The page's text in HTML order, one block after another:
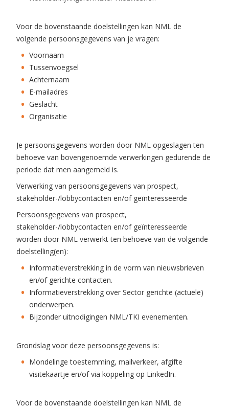
Voor de bovenstaande doelstellingen kan NML de
volgende persoonsgegevens van je vragen:
Voornaam
Tussenvoegsel
Achternaam
E-mailadres
Geslacht
Organisatie
Je persoonsgegevens worden door NML opgeslagen ten
behoeve van bovengenoemde verwerkingen gedurende de
periode dat men aangemeld is.
Verwerking van persoonsgegevens van prospect,
stakeholder-/lobbycontacten en/of geïnteresseerde
Persoonsgegevens van prospect,
stakeholder-/lobbycontacten en/of geïnteresseerde
worden door NML verwerkt ten behoeve van de volgende
doelstelling(en):
Informatieverstrekking in de vorm van nieuwsbrieven
en/of gerichte contacten.
Informatieverstrekking over Sector gerichte (actuele)
onderwerpen.
Bijzonder uitnodigingen NML/TKI evenementen.
Grondslag voor deze persoonsgegevens is:
Mondelinge toestemming, mailverkeer, afgifte
visitekaartje en/of via koppeling op LinkedIn.
Voor de bovenstaande doelstellingen kan NML de